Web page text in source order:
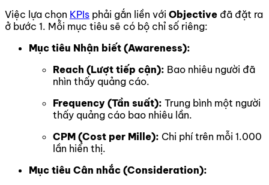
Việc lựa chọn KPIs phải gắn liền với Objective đã đặt ra
ở bước 1. Mỗi mục tiêu sẽ có bộ chỉ số riêng:
Mục tiêu Nhận biết (Awareness):
Reach (Lượt tiếp cận): Bao nhiêu người đã
nhìn thấy quảng cáo.
Frequency (Tần suất): Trung bình một người
thấy quảng cáo bao nhiêu lần.
CPM (Cost per Mille): Chi phí trên mỗi 1.000
lần hiển thị.
Mục tiêu Cân nhắc (Consideration):